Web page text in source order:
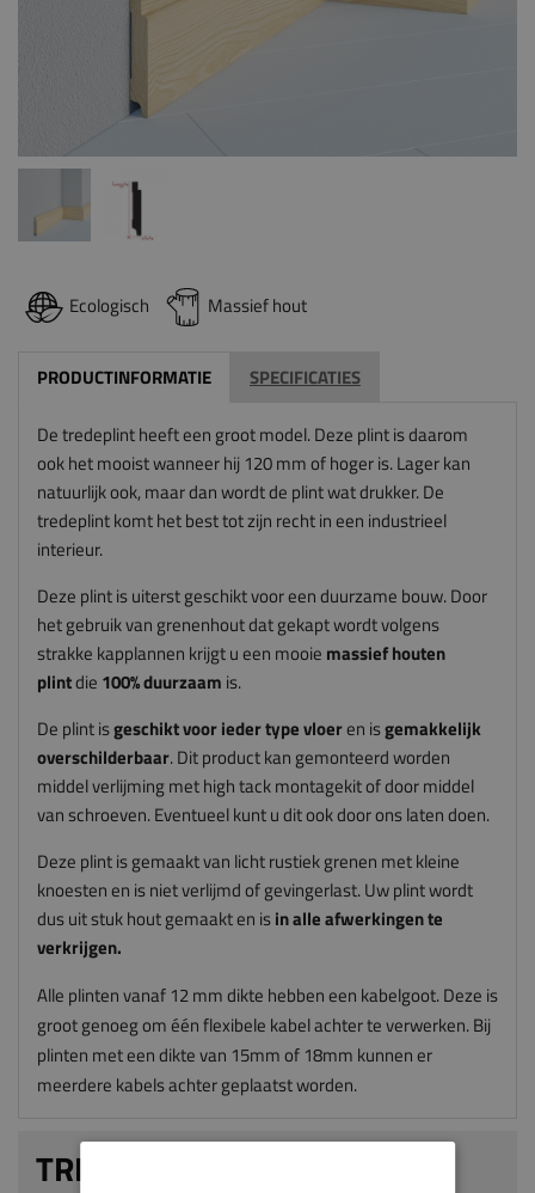
Ecologisch Massief hout
PRODUCTINFORMATIE SPECIFICATIES
De tredeplint heeft een groot model. Deze plint is daarom
ook het mooist wanneer hij 120 mm of hoger is. Lager kan
natuurlijk ook, maar dan wordt de plint wat drukker. De
tredeplint komt het best tot zijn recht in een industrieel
interieur.
Deze plint is uiterst geschikt voor een duurzame bouw. Door
het gebruik van grenenhout dat gekapt wordt volgens
strakke kapplannen krijgt u een mooie massief houten
plintdie 100% duurzaam is.
De plint isgeschikt voor ieder type vloeren isgemakkelijk
overschilderbaar. Dit product kan gemonteerd worden
middel verlijming met high tack montagekit of door middel
van schroeven. Eventueel kunt u dit ook door ons laten doen.
Deze plint is gemaakt van licht rustiek grenen met kleine
knoesten en is niet verlijmd of gevingerlast. Uw plint wordt
dus uit stuk hout gemaakt en isin alle afwerkingen te
verkrijgen.
Alle plinten vanaf 12 mm dikte hebben een kabelgoot. Deze is
groot genoeg om één flexibele kabel achter te verwerken. Bij
plinten met een dikte van 15mm of 18mm kunnen er
meerdere kabels achter geplaatst worden.
TREDEPLINT